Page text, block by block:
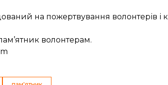
на пожертвування волонтерів і
волонтерам.